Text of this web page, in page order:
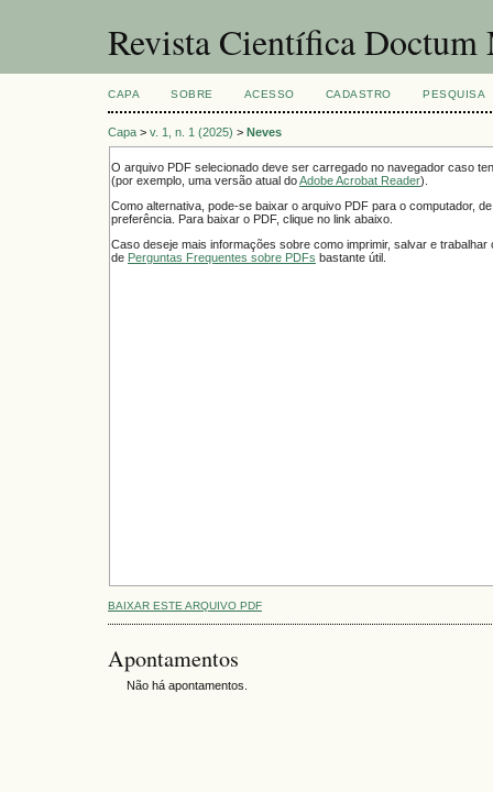
Revista Científica
CAPA SOBRE ACESSO CADASTRO PESQUISA
Capa > v. 1, n. 1 (2025) > Neves
O arquivo PDF selecionado deve ser carregado no navegador caso
(por exemplo, uma versão atual doAdobe Acrobat Reader).
Como alternativa, pode-se baixar o arquivo PDF para o computador,
preferência. Para baixar o PDF, clique no link abaixo.
Caso deseje mais informações sobre como imprimir, salvar e
de Perguntas Frequentes sobre PDFs bastante útil.
BAIXAR ESTE ARQUIVO PDF
Apontamentos
Não há apontamentos.